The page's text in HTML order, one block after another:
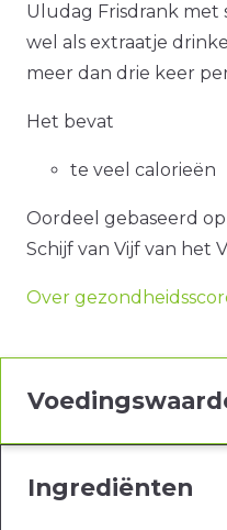
Uludag Frisdrank met
wel als extraatje
meer dan drie keer
Het bevat
te veel calorieën
Oordeel gebaseerd
Schijf van Vijf van het
Over
Ingrediënten